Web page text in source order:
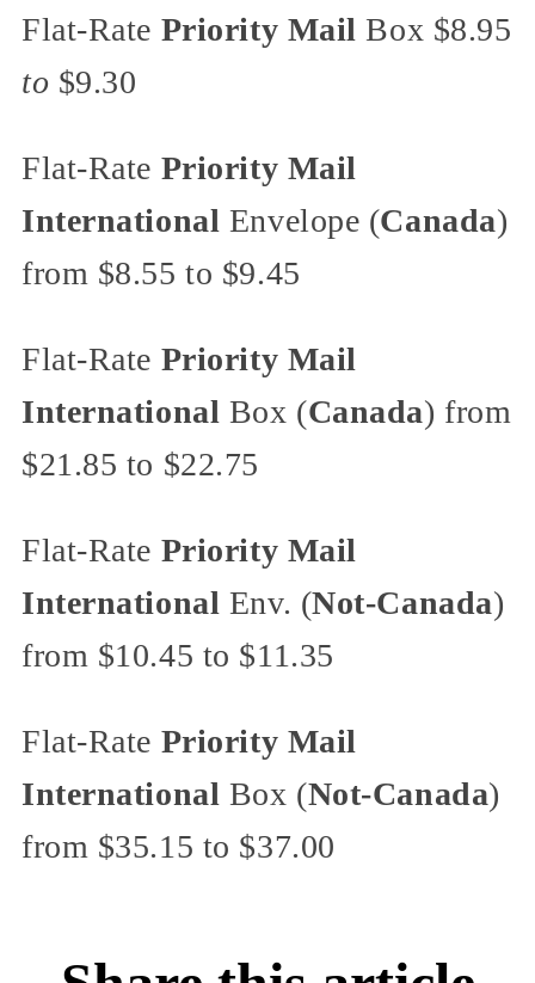
Flat-Rate Priority MailBox $8.95
to $9.30
Flat-Rate Priority Mail
International Envelope (Canada)
from $8.55 to $9.45
Flat-Rate Priority Mail
International Box (Canada) from
$21.85 to $22.75
Flat-Rate Priority Mail
International Env. (Not-Canada)
from $10.45 to $11.35
Flat-Rate Priority Mail
International Box (Not-Canada)
from $35.15 to $37.00